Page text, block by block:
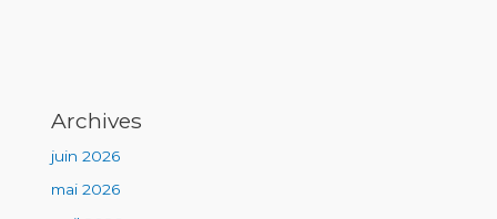
Archives
juin 2026
mai 2026